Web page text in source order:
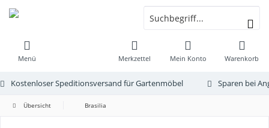
Menü Warenkorb
Merkzettel Mein Konto
Kostenloser Speditionsversand für Gartenmöbel Sparen bei
Übersicht Brasilia